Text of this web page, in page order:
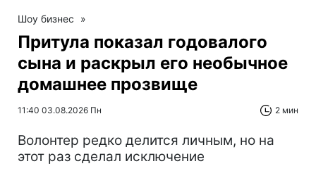
Шоу бизнес »
Притула показал годовалого
сына и раскрыл его необычное
домашнее прозвище
11:40 03.08.2026 Пн 2 мин
Волонтер редко делится личным, но на
этот раз сделал исключение